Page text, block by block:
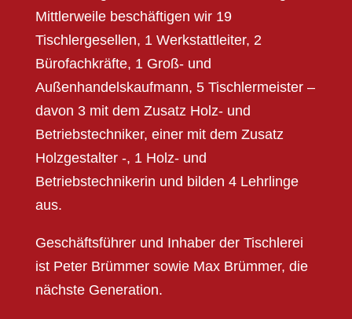
Mittlerweile beschäftigen wir 19
Tischlergesellen, 1 Werkstattleiter, 2
Bürofachkräfte, 1 Groß- und
Außenhandelskaufmann, 5 Tischlermeister –
davon 3 mit dem Zusatz Holz- und
Betriebstechniker, einer mit dem Zusatz
Holzgestalter -, 1 Holz- und
Betriebstechnikerin und bilden 4 Lehrlinge
aus.
Geschäftsführer und Inhaber der Tischlerei
ist Peter Brümmer sowie Max Brümmer, die
nächste Generation.